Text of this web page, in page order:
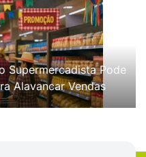
Supermercadista Pode
Alavancar Vendas